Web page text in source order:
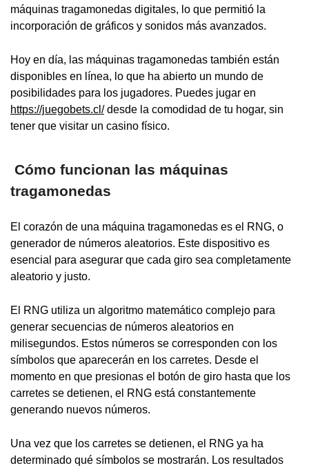
máquinas tragamonedas digitales, lo que permitió la
incorporación de gráficos y sonidos más avanzados.
Hoy en día, las máquinas tragamonedas también están
disponibles en línea, lo que ha abierto un mundo de
posibilidades para los jugadores. Puedes jugar en
https://juegobets.cl/desde la comodidad de tu hogar, sin
tener que visitar un casino físico.
Cómo funcionan las máquinas
tragamonedas
El corazón de una máquina tragamonedas es el RNG, o
generador de números aleatorios. Este dispositivo es
esencial para asegurar que cada giro sea completamente
aleatorio y justo.
El RNG utiliza un algoritmo matemático complejo para
generar secuencias de números aleatorios en
milisegundos. Estos números se corresponden con los
símbolos que aparecerán en los carretes. Desde el
momento en que presionas el botón de giro hasta que los
carretes se detienen, el RNG está constantemente
generando nuevos números.
Una vez que los carretes se detienen, el RNG ya ha
determinado qué símbolos se mostrarán. Los resultados